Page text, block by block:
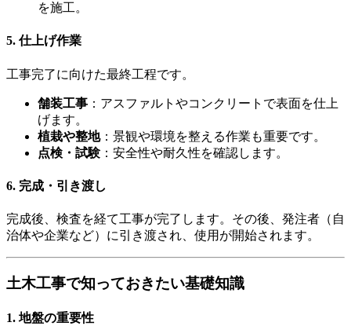
を施工。
5. 仕上げ作業
工事完了に向けた最終工程です。
舗装工事 ：アスファルトやコンクリートで表面を仕上
げます。
植栽や整地：景観や環境を整える作業も重要です。
点検・試験：安全性や耐久性を確認します。
6. 完成・引き渡し
完成後、検査を経て工事が完了します。その後、発注者（自
治体や企業など）に引き渡され、使用が開始されます。
土木工事で知っておきたい基礎知識
1. 地盤の重要性